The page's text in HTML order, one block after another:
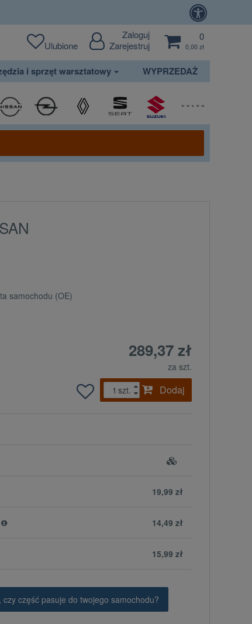
Ulubione
Zaloguj
Zarejestruj
0
0,00 zł
i sprzęt warsztatowy WYPRZEDAŻ
samochodu (OE)
289,37 zł
za szt.
szt.
Dodaj
19,99 zł
14,49 zł
15,99 zł
czy część pasuje do twojego samochodu?